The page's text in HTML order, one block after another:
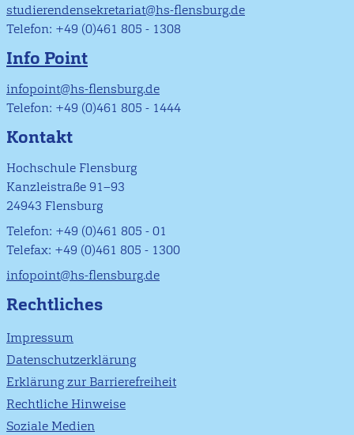
studierendensekretariat@hs-flensburg.de
Telefon: +49 (0)461 805 - 1308
Info Point
infopoint@hs-flensburg.de
Telefon: +49 (0)461 805 - 1444
Kontakt
Hochschule Flensburg
Kanzleistraße 91–93
24943 Flensburg
Telefon: +49 (0)461 805 - 01
Telefax: +49 (0)461 805 - 1300
infopoint@hs-flensburg.de
Rechtliches
Impressum
Datenschutzerklärung
Erklärung zur Barrierefreiheit
Rechtliche Hinweise
Soziale Medien